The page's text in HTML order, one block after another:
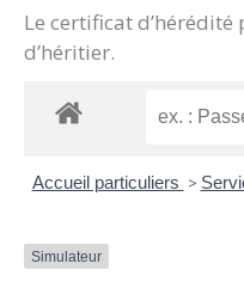
Le certificat
d’héritier.
Accueil particuliers >
Simulateur